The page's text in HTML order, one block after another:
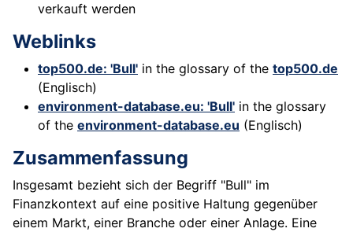
verkauft werden
Weblinks
top500.de: 'Bull' in the glossary of the top500.de
(Englisch)
environment-database.eu: 'Bull' in the glossary
of the environment-database.eu (Englisch)
Zusammenfassung
Insgesamt bezieht sich der Begriff "Bull" im
Finanzkontext auf eine positive Haltung gegenüber
einem Markt, einer Branche oder einer Anlage. Eine